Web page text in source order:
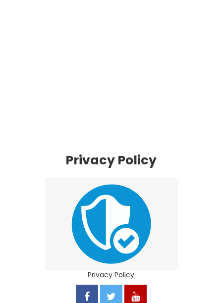
Privacy Policy
Privacy Policy